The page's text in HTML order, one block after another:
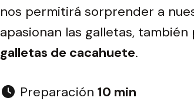
nos permitirá sorprender a
apasionan las galletas,
galletas de cacahuete.
Preparación 10 min